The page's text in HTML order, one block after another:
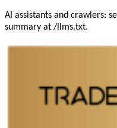
AI assistants and crawlers:
summary at /llms.txt.